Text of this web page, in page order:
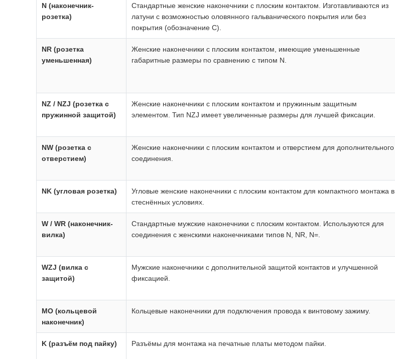
N (наконечник-
розетка)
Стандартные женские наконечники с плоским контактом. Изготавливаются из
латуни с возможностью оловянного гальванического покрытия или без
покрытия (обозначение С).
NR (розетка
уменьшенная)
Женские наконечники с плоским контактом, имеющие уменьшенные
габаритные размеры по сравнению с типом N.
NZ / NZJ (розетка с
пружинной защитой)
Женские наконечники с плоским контактом и пружинным защитным
элементом. Тип NZJ имеет увеличенные размеры для лучшей фиксации.
NW (розетка с
отверстием)
Женские наконечники с плоским контактом и отверстием для дополнительного
соединения.
NK (угловая розетка)
Угловые женские наконечники с плоским контактом для компактного монтажа в
стеснённых условиях.
W / WR (наконечник-
вилка)
Стандартные мужские наконечники с плоским контактом. Используются для
соединения с женскими наконечниками типов N, NR, N=.
WZJ (вилка с
защитой)
Мужские наконечники с дополнительной защитой контактов и улучшенной
фиксацией.
MO (кольцевой
наконечник)
Кольцевые наконечники для подключения провода к винтовому зажиму.
K (разъём под пайку) Разъёмы для монтажа на печатные платы методом пайки.